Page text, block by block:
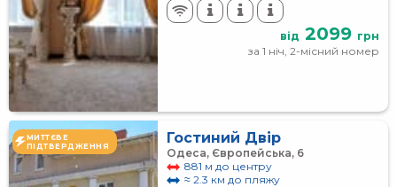
від 2099 грн
за 1 ніч, 2-місний номер
МИТТЄВЕ
ПІДТВЕРДЖЕННЯ
Гостиний Двір
Одеса, Європейська, 6
881 м до центру
≈ 2.3 км до пляжу